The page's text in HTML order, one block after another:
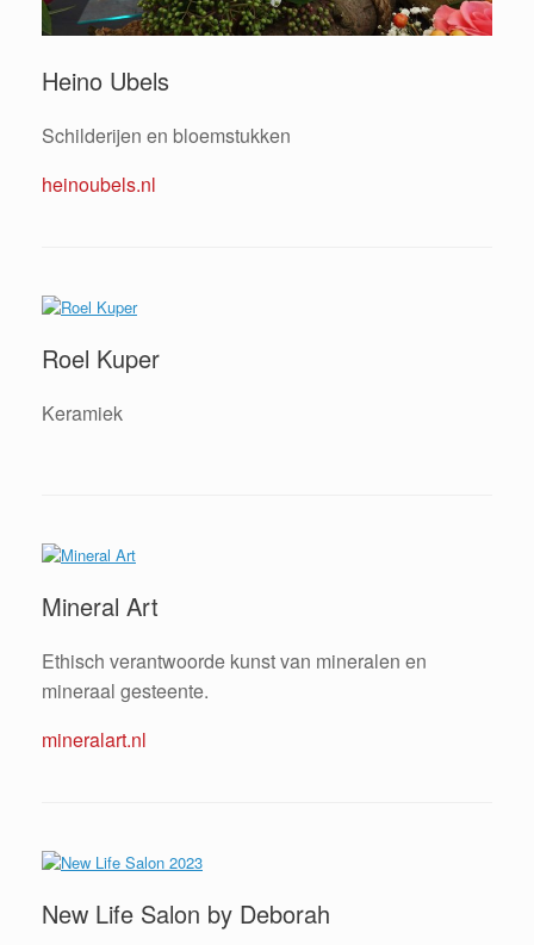
Heino Ubels
Schilderijen en bloemstukken
heinoubels.nl
Roel Kuper
Keramiek
Mineral Art
Ethisch verantwoorde kunst van mineralen en
mineraal gesteente.
mineralart.nl
New Life Salon by Deborah